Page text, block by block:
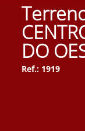
DO
Ref.: 1919